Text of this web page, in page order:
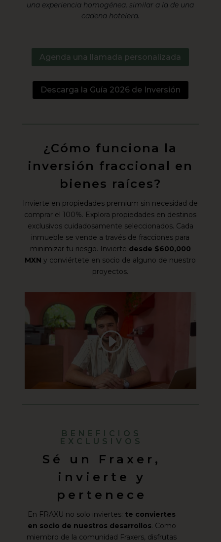
una experiencia homogénea, similar a la de una
cadena hotelera.
Agenda una llamada personalizada
Descarga la Guía 2026 de Inversión
¿Cómo funciona la
inversión fraccional en
bienes raíces?
Invierte en propiedades premium sin necesidad de
comprar el 100%. Explora propiedades en destinos
exclusivos cuidadosamente seleccionados. Cada
inmueble se vende a través de fracciones para
minimizar tu riesgo. Invierte desde $600,000
MXN y conviértete en socio de alguno de nuestro
proyectos.
BENEFICIOS
EXCLUSIVOS
Sé un Fraxer,
invierte y
pertenece
En FRAXU no solo inviertes: te conviertes
en socio de nuestros desarrollos. Como
miembro de la comunidad Fraxers, disfrutas